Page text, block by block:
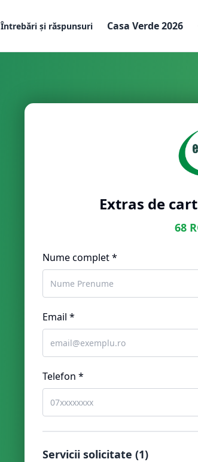
Întrebări și răspunsuri Casa Verde 2026
Extras de
68
Nume complet *
Email *
Telefon *
Servicii solicitate (1)